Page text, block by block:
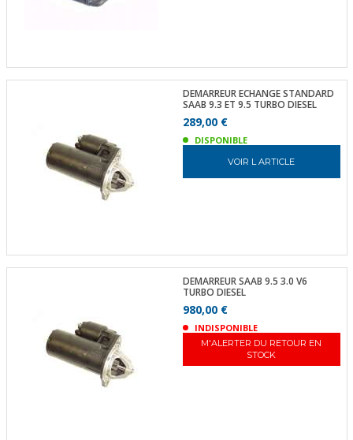
DEMARREUR ECHANGE STANDARD
SAAB 9.3 ET 9.5 TURBO DIESEL
289,00 €
DISPONIBLE
VOIR L ARTICLE
DEMARREUR SAAB 9.5 3.0 V6
TURBO DIESEL
980,00 €
INDISPONIBLE
M'ALERTER DU RETOUR EN
STOCK